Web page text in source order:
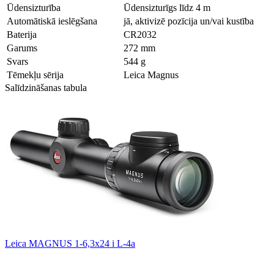
Ūdensizturība
Ūdensizturīgs līdz 4 m
Automātiskā ieslēgšana
jā, aktivizē pozīcija un/vai kustība
Baterija
CR2032
Garums
272 mm
Svars
544 g
Tēmekļu sērija
Leica Magnus
Salīdzināšanas tabula
Leica MAGNUS 1-6,3x24 i L-4a